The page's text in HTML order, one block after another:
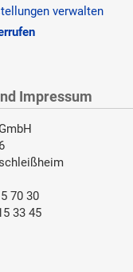
verwalten
Impressum
70 30
33 45